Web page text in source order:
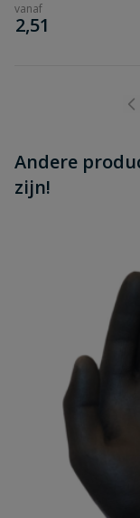
vanaf
€
2,51
Andere
zijn!